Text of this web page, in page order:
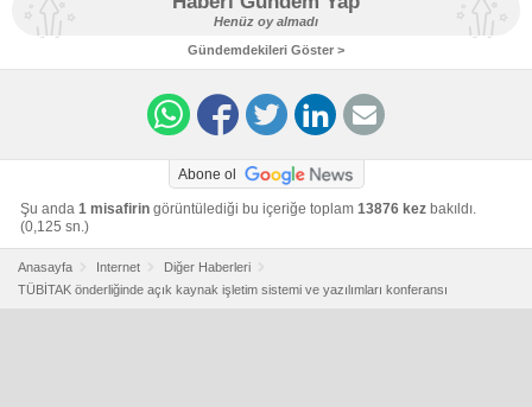
Henüz oy almadı
Gündemdekileri Göster >
Abone ol
Şu anda 1 misafirin görüntülediği bu içeriğe toplam 13876 kez bakıldı.
(0,125 sn.)
Anasayfa Internet
Diğer Haberleri
TÜBİTAK önderliğinde açık kaynak işletim sistemi ve yazılımları konferansı